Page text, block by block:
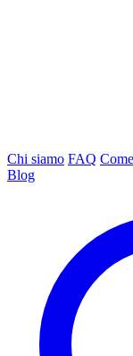
Chi siamo FAQ
Blog